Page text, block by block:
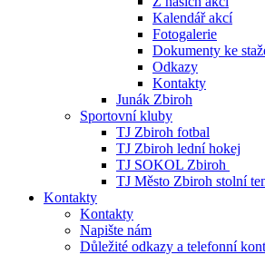
Kalendář akcí
Fotogalerie
Dokumenty ke
Odkazy
Kontakty
Junák Zbiroh
Sportovní kluby
TJ Zbiroh fotbal
TJ Zbiroh lední hokej
TJ SOKOL Zbiroh
TJ Město Zbiroh stolní
Kontakty
Kontakty
Napište nám
Důležité odkazy a telefonní